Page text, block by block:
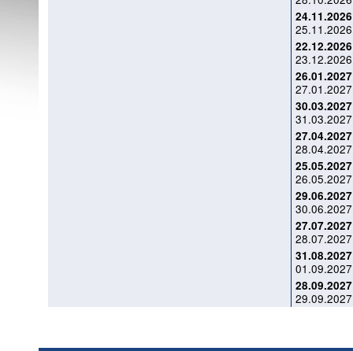
24.11.2026
22.12.2026
26.01.2027
30.03.2027
27.04.2027
25.05.2027
29.06.2027
27.07.2027
31.08.2027
28.09.2027